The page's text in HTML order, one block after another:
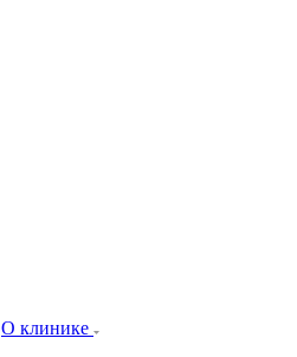
О клинике